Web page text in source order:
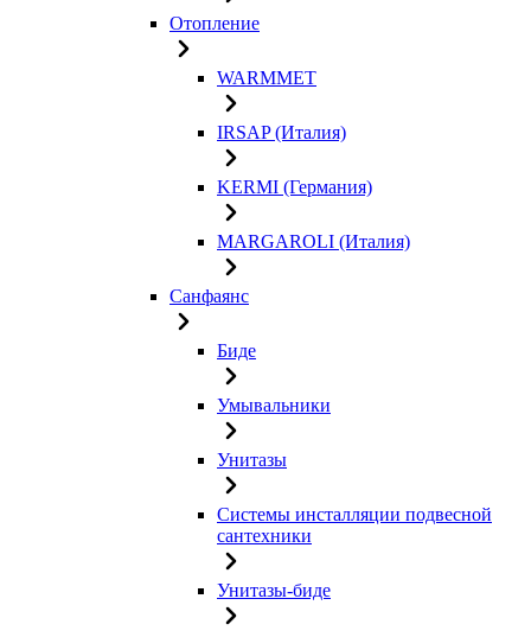
Отопление
WARMMET
IRSAP (Италия)
KERMI (Германия)
MARGAROLI (Италия)
Санфаянс
Биде
Умывальники
Унитазы
Системы инсталляции подвесной
сантехники
Унитазы-биде